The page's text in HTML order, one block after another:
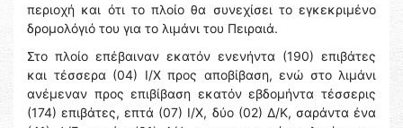
περιοχή και ότι το πλοίο θα συνεχίσει το εγκεκριμένο
δρομολόγιό του για το λιμάνι του Πειραιά.
Στο πλοίο επέβαιναν εκατόν ενενήντα (190) επιβάτες
και τέσσερα (04) Ι/Χ προς αποβίβαση, ενώ στο λιμάνι
ανέμεναν προς επιβίβαση εκατόν εβδομήντα τέσσερις
(174) επιβάτες, επτά (07) Ι/Χ, δύο (02) Δ/Κ, σαράντα ένα